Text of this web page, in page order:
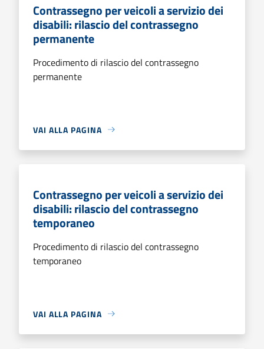
Contrassegno per veicoli a servizio dei
disabili: rilascio del contrassegno
permanente
Procedimento di rilascio del contrassegno
permanente
VAI ALLA PAGINA
Contrassegno per veicoli a servizio dei
disabili: rilascio del contrassegno
temporaneo
Procedimento di rilascio del contrassegno
temporaneo
VAI ALLA PAGINA